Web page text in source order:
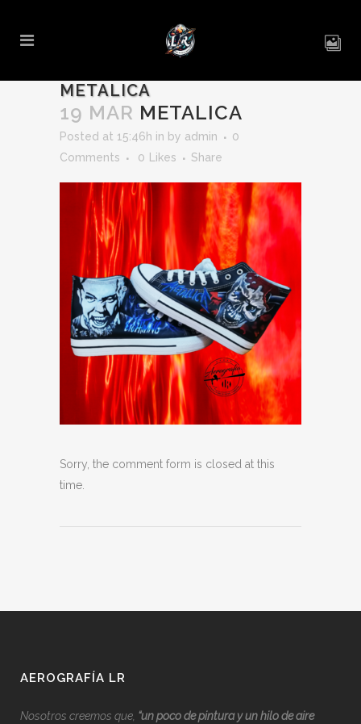
METALICA
19 MAR METALICA
Posted at 15:46h in by admin
0
Comments
0 Likes Share
Sorry, the comment form is closed at this
time.
AEROGRAFÍA LR
Nosotros creemos que, “un poco de pintura y un hilo de aire